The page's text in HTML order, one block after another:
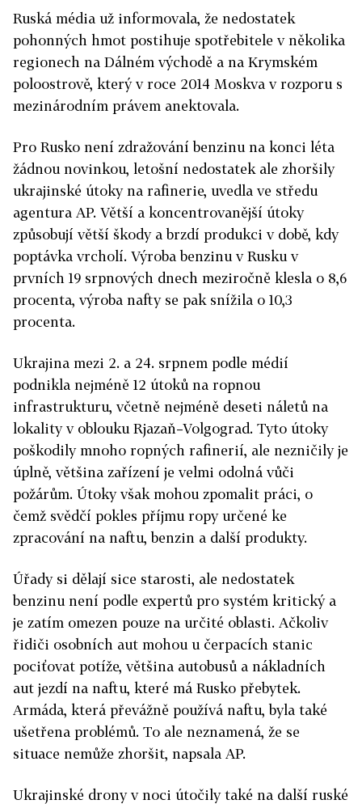
Ruská média už informovala, že nedostatek
pohonných hmot postihuje spotřebitele v několika
regionech na Dálném východě a na Krymském
poloostrově, který v roce 2014 Moskva v rozporu s
mezinárodním právem anektovala.
Pro Rusko není zdražování benzinu na konci léta
žádnou novinkou, letošní nedostatek ale zhoršily
ukrajinské útoky na rafinerie, uvedla ve středu
agentura AP. Větší a koncentrovanější útoky
způsobují větší škody a brzdí produkci v době, kdy
poptávka vrcholí. Výroba benzinu v Rusku v
prvních 19 srpnových dnech meziročně klesla o 8,6
procenta, výroba nafty se pak snížila o 10,3
procenta.
Ukrajina mezi 2. a 24. srpnem podle médií
podnikla nejméně 12 útoků na ropnou
infrastrukturu, včetně nejméně deseti náletů na
lokality v oblouku Rjazaň–Volgograd. Tyto útoky
poškodily mnoho ropných rafinerií, ale nezničily je
úplně, většina zařízení je velmi odolná vůči
požárům. Útoky však mohou zpomalit práci, o
čemž svědčí pokles příjmu ropy určené ke
zpracování na naftu, benzin a další produkty.
Úřady si dělají sice starosti, ale nedostatek
benzinu není podle expertů pro systém kritický a
je zatím omezen pouze na určité oblasti. Ačkoliv
řidiči osobních aut mohou u čerpacích stanic
pociťovat potíže, většina autobusů a nákladních
aut jezdí na naftu, které má Rusko přebytek.
Armáda, která převážně používá naftu, byla také
ušetřena problémů. To ale neznamená, že se
situace nemůže zhoršit, napsala AP.
Ukrajinské drony v noci útočily také na další ruské